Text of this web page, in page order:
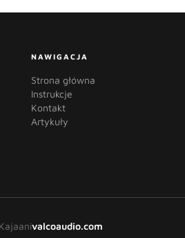
NAWIGACJA
Strona główna
Instrukcje
Kontakt
Artykuły
valcoaudio.com